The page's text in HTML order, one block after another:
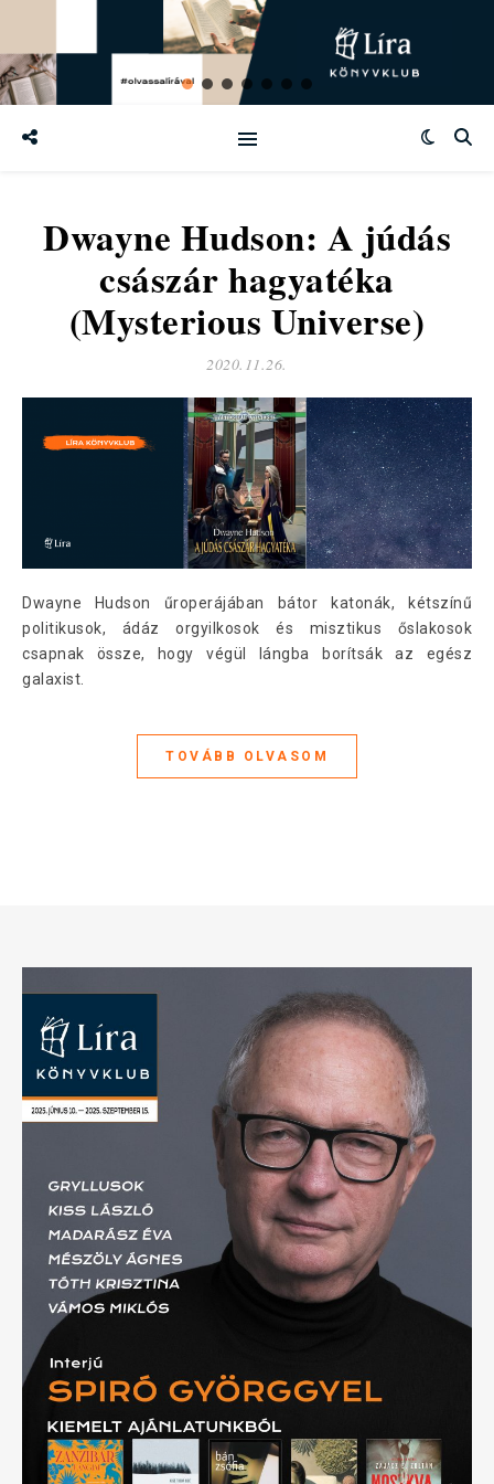
Dwayne Hudson: A júdás
császár hagyatéka
(Mysterious Universe)
2020.11.26.
Dwayne Hudson űroperájában bátor katonák, kétszínű
politikusok, ádáz orgyilkosok és misztikus őslakosok
csapnak össze, hogy végül lángba borítsák az egész
galaxist.
TOVÁBB OLVASOM